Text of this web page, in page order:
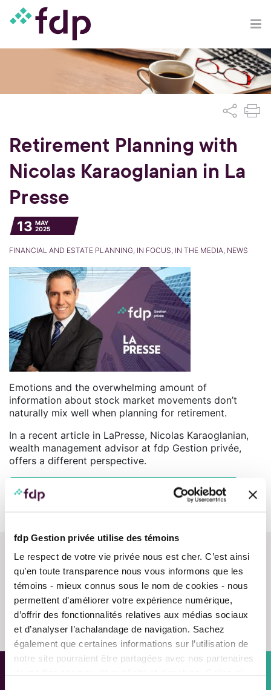
fdp Gestion privée utilise des témoins
Le respect de votre vie privée nous est cher. C’est ainsi
qu’en toute transparence nous vous informons que les
témoins - mieux connus sous le nom de cookies - nous
permettent d’améliorer votre expérience numérique,
d’offrir des fonctionnalités relatives aux médias sociaux
et d’analyser l’achalandage de navigation. Sachez
également que certaines informations sur l’utilisation de
notre site pourraient être partagées avec nos partenaires
Retirement Planning with
Nicolas Karaoglanian in La
Presse
13 MAY
2025
FINANCIAL AND ESTATE PLANNING, IN FOCUS, IN THE MEDIA, NEWS
Emotions and the overwhelming amount of
information about stock market movements don’t
naturally mix well when planning for retirement.
In a recent article in LaPresse, Nicolas Karaoglanian,
wealth management advisor at fdp Gestion privée,
offers a different perspective.
Read the article (in French only)
Contact us